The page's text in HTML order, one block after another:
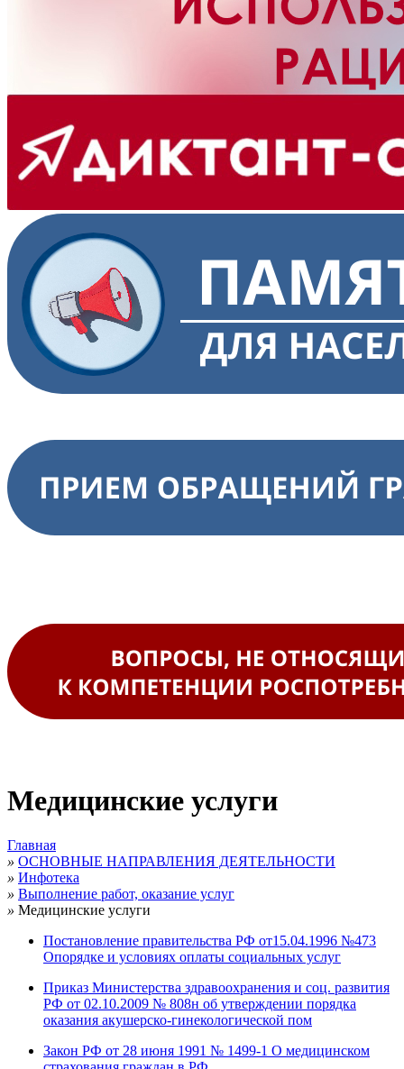
Медицинские услуги
Главная
» ОСНОВНЫЕ НАПРАВЛЕНИЯ ДЕЯТЕЛЬНОСТИ
» Инфотека
» Выполнение работ, оказание услуг
» Медицинские услуги
Постановление правительства РФ от15.04.1996 №473
Опорядке и условиях оплаты социальных услуг
Приказ Министерства здравоохранения и соц. развития
РФ от 02.10.2009 № 808н об утверждении порядка
оказания акушерско-гинекологической пом
Закон РФ от 28 июня 1991 № 1499-1 О медицинском